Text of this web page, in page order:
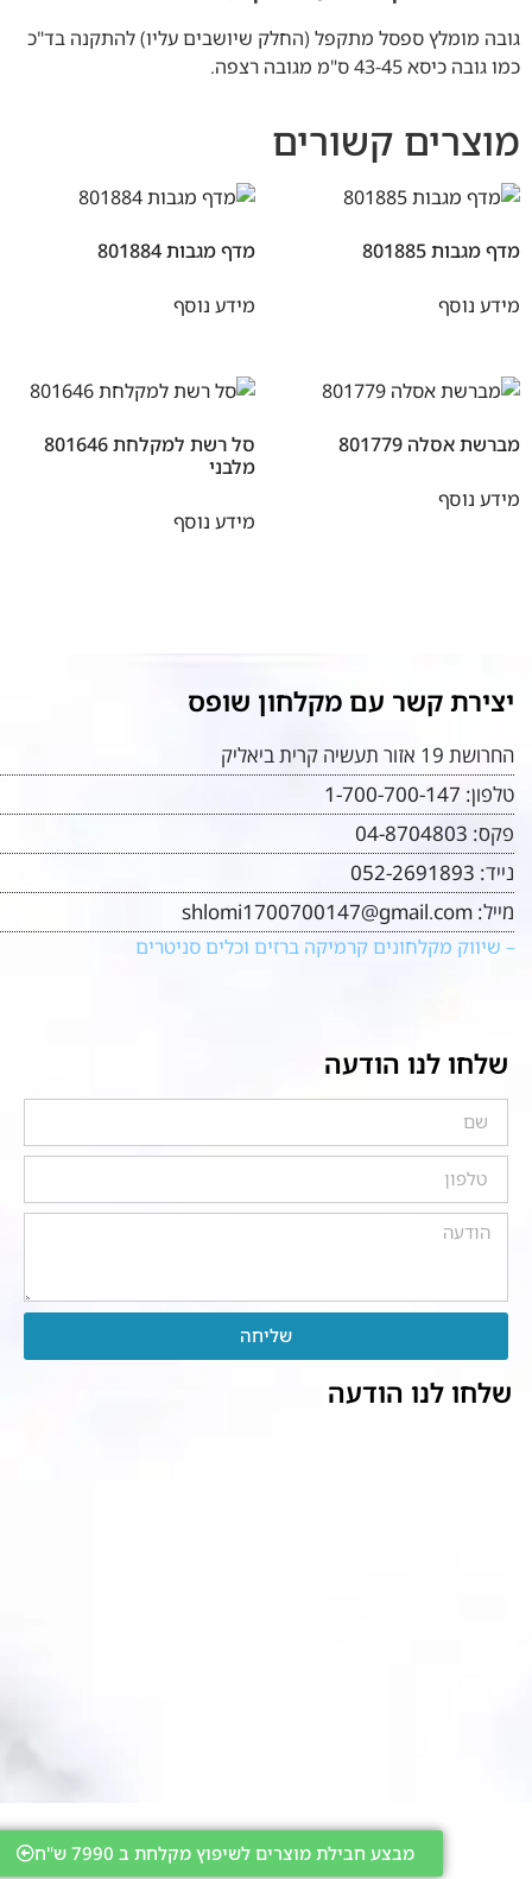
מבצע חבילת מוצרים לשיפוץ מקלחת ב 7990 ש"ח
גובה מומלץ ספסל מתקפל (החלק שיושבים עליו) להתקנה בד"כ
כמו גובה כיסא 43-45 ס"מ מגובה רצפה.
מוצרים קשורים
מדף מגבות 801885
מידע נוסף
מדף מגבות 801884
מידע נוסף
מברשת אסלה 801779
מידע נוסף
סל רשת למקלחת 801646
מלבני
מידע נוסף
יצירת קשר עם מקלחון שופס
החרושת 19 אזור תעשיה קרית ביאליק
טלפון: 1-700-700-147
פקס: 04-8704803
נייד: 052-2691893
מייל: shlomi1700700147@gmail.com
– שיווק מקלחונים קרמיקה ברזים וכלים סניטרים
שלחו לנו הודעה
שליחה
שלחו לנו הודעה